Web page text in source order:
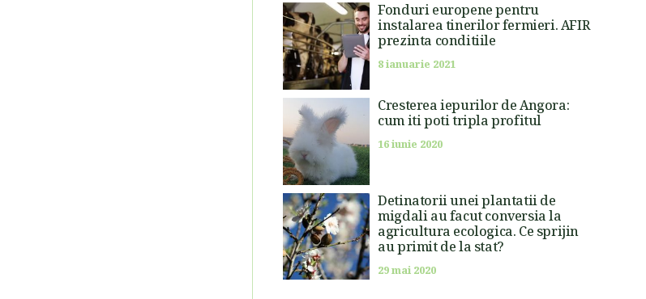
Fonduri europene pentru
instalarea tinerilor fermieri. AFIR
prezinta conditiile
8 ianuarie 2021
Cresterea iepurilor de Angora:
cum iti poti tripla profitul
16 iunie 2020
Detinatorii unei plantatii de
migdali au facut conversia la
agricultura ecologica. Ce sprijin
au primit de la stat?
29 mai 2020